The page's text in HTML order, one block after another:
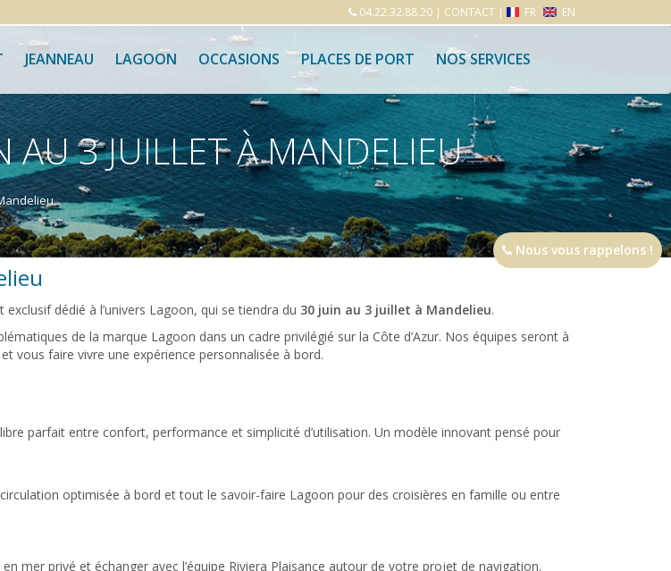
04.22.32.88.20| CONTACT| FR EN
JEANNEAU LAGOON OCCASIONS PLACES DE PORT NOS SERVICES
3 JUILLET À MANDELIEU
exclusif dédié à l’univers Lagoon, qui se tiendra du 30 juin au 3 juillet à Mandelieu.
de la marque Lagoon dans un cadre privilégié sur la Côte d’Azur. Nos équipes seront à
vous faire vivre une expérience personnalisée à bord.
parfait entre confort, performance et simplicité d’utilisation. Un modèle innovant pensé pour
optimisée à bord et tout le savoir-faire Lagoon pour des croisières en famille ou entre
mer privé et échanger avec l’équipe Riviera Plaisance autour de votre projet de navigation.
Nous vous rappelons !